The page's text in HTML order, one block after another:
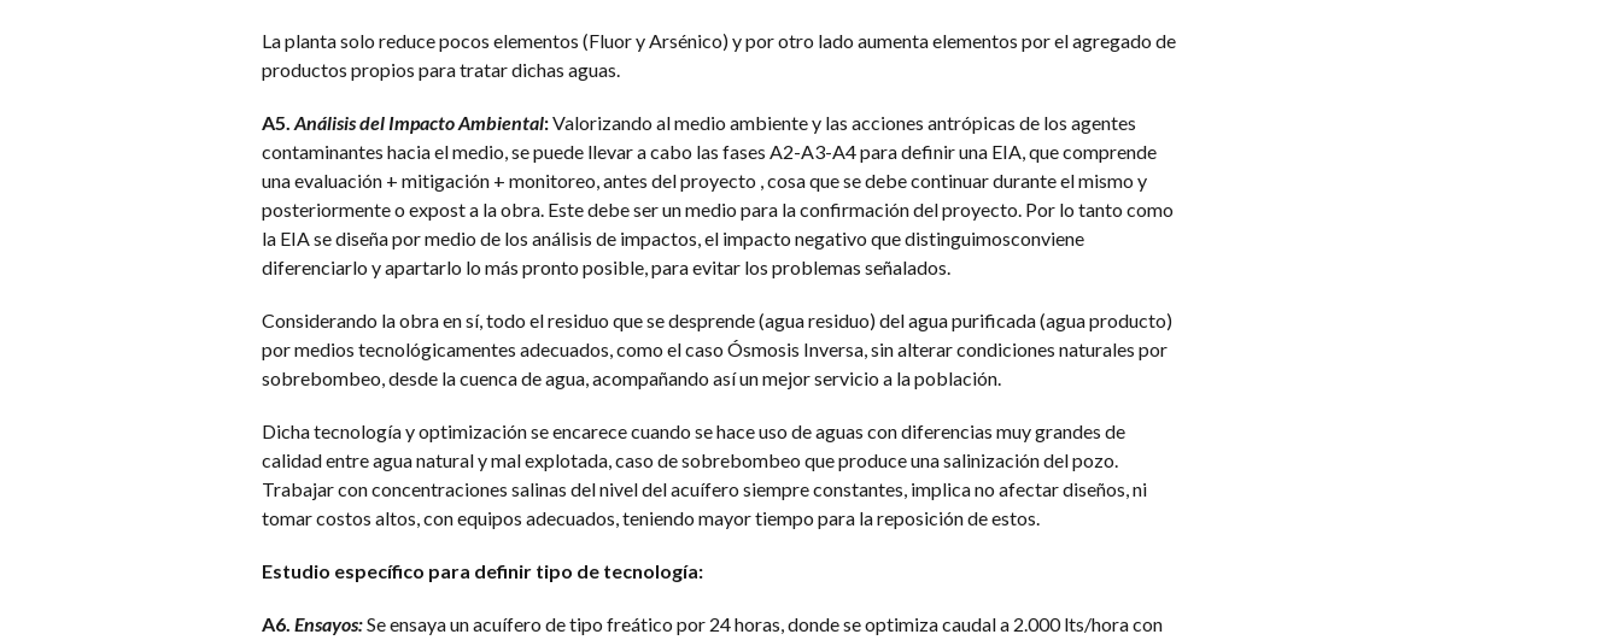
La planta solo reduce pocos elementos (Fluor y Arsénico) y por otro lado aumenta elementos por el agregado de
productos propios para tratar dichas aguas.
A5. Análisis del Impacto Ambiental:Valorizando al medio ambiente y las acciones antrópicas de los agentes
contaminantes hacia el medio, se puede llevar a cabo las fases A2-A3-A4 para definir una EIA, que comprende
una evaluación + mitigación + monitoreo, antes del proyecto , cosa que se debe continuar durante el mismo y
posteriormente o expost a la obra. Este debe ser un medio para la confirmación del proyecto. Por lo tanto como
la EIA se diseña por medio de los análisis de impactos, el impacto negativo que distinguimosconviene
diferenciarlo y apartarlo lo más pronto posible, para evitar los problemas señalados.
Considerando la obra en sí, todo el residuo que se desprende (agua residuo) del agua purificada (agua producto)
por medios tecnológicamentes adecuados, como el caso Ósmosis Inversa, sin alterar condiciones naturales por
sobrebombeo, desde la cuenca de agua, acompañando así un mejor servicio a la población.
Dicha tecnología y optimización se encarece cuando se hace uso de aguas con diferencias muy grandes de
calidad entre agua natural y mal explotada, caso de sobrebombeo que produce una salinización del pozo.
Trabajar con concentraciones salinas del nivel del acuífero siempre constantes, implica no afectar diseños, ni
tomar costos altos, con equipos adecuados, teniendo mayor tiempo para la reposición de estos.
Estudio específico para definir tipo de tecnología:
A6. Ensayos:Se ensaya un acuífero de tipo freático por 24 horas, donde se optimiza caudal a 2.000 lts/hora con